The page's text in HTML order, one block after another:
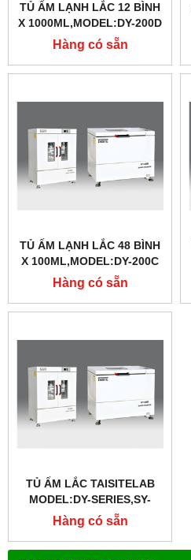
TỦ ẤM LẠNH LẮC 12 BÌNH
X 1000ML,MODEL:DY-200D
HÃNG TAISITELAB
Hàng có sẵn
TỦ ẤM LẠNH LẮC 48 BÌNH
X 100ML,MODEL:DY-200C
HÃNG TAISITELAB
Hàng có sẵn
TỦ ẤM LẮC TAISITELAB
MODEL:DY-SERIES,SY-
SERIES,WY-SERIES
Hàng có sẵn